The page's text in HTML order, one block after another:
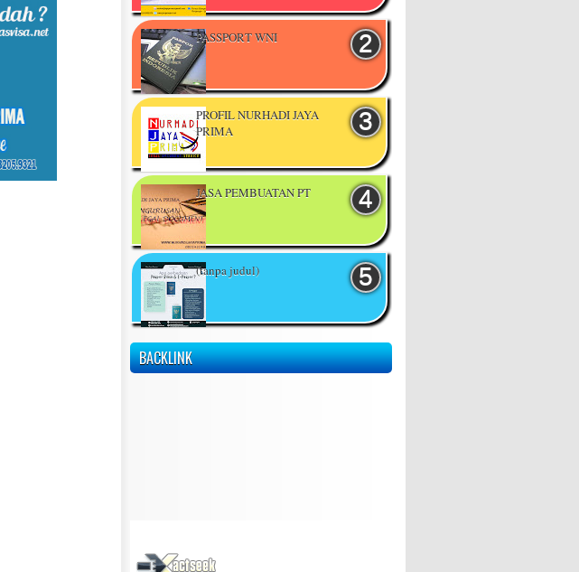
PASSPORT WNI
PROFIL NURHADI JAYA
PRIMA
JASA PEMBUATAN PT
(tanpa judul)
BACKLINK